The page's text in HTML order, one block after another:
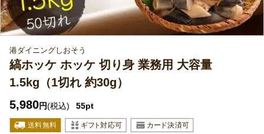
港ダイニングしおそう
縞ホッケ ホッケ 切り身 業務用 大容量
1.5kg（1切れ 約30g）
5,980円(税込) 55pt